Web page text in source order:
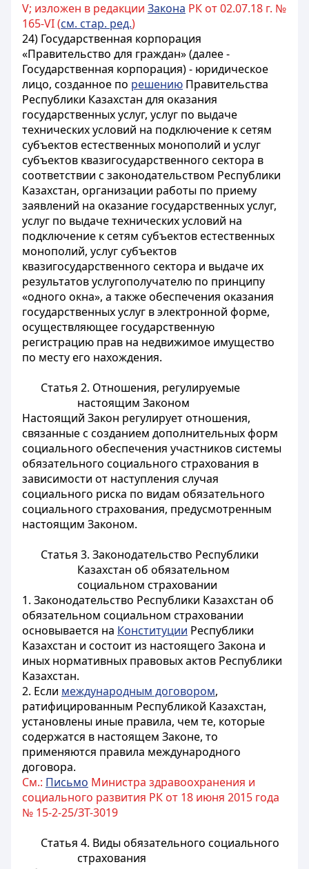
V; изложен в редакции Закона РК от 02.07.18 г. №
165-VI (см. стар. ред.)
24) Государственная корпорация
«Правительство для граждан» (далее -
Государственная корпорация) - юридическое
лицо, созданное по решению Правительства
Республики Казахстан для оказания
государственных услуг, услуг по выдаче
технических условий на подключение к сетям
субъектов естественных монополий и услуг
субъектов квазигосударственного сектора в
соответствии с законодательством Республики
Казахстан, организации работы по приему
заявлений на оказание государственных услуг,
услуг по выдаче технических условий на
подключение к сетям субъектов естественных
монополий, услуг субъектов
квазигосударственного сектора и выдаче их
результатов услугополучателю по принципу
«одного окна», а также обеспечения оказания
государственных услуг в электронной форме,
осуществляющее государственную
регистрацию прав на недвижимое имущество
по месту его нахождения.
Статья 2. Отношения, регулируемые
настоящим Законом
Настоящий Закон регулирует отношения,
связанные с созданием дополнительных форм
социального обеспечения участников системы
обязательного социального страхования в
зависимости от наступления случая
социального риска по видам обязательного
социального страхования, предусмотренным
настоящим Законом.
Статья 3. Законодательство Республики
Казахстан об обязательном
социальном страховании
1. Законодательство Республики Казахстан об
обязательном социальном страховании
основывается на Конституции Республики
Казахстан и состоит из настоящего Закона и
иных нормативных правовых актов Республики
Казахстан.
2. Если международным договором,
ратифицированным Республикой Казахстан,
установлены иные правила, чем те, которые
содержатся в настоящем Законе, то
применяются правила международного
договора.
См.: Письмо Министра здравоохранения и
социального развития РК от 18 июня 2015 года
№ 15-2-25/ЗТ-3019
Статья 4. Виды обязательного социального
страхования